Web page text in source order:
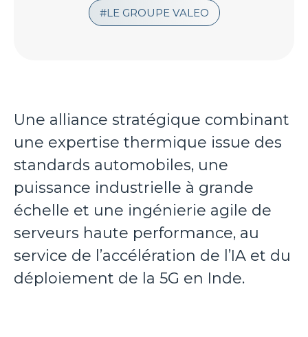
LE GROUPE VALEO
Une alliance stratégique combinant
une expertise thermique issue des
standards automobiles, une
puissance industrielle à grande
échelle et une ingénierie agile de
serveurs haute performance, au
service de l’accélération de l’IA et du
déploiement de la 5G en Inde.